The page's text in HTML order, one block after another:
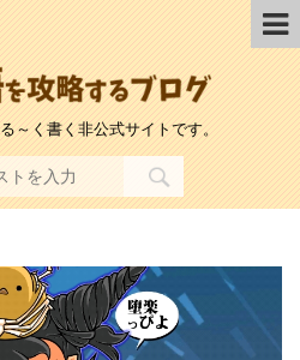
～く書く非公式サイトです。